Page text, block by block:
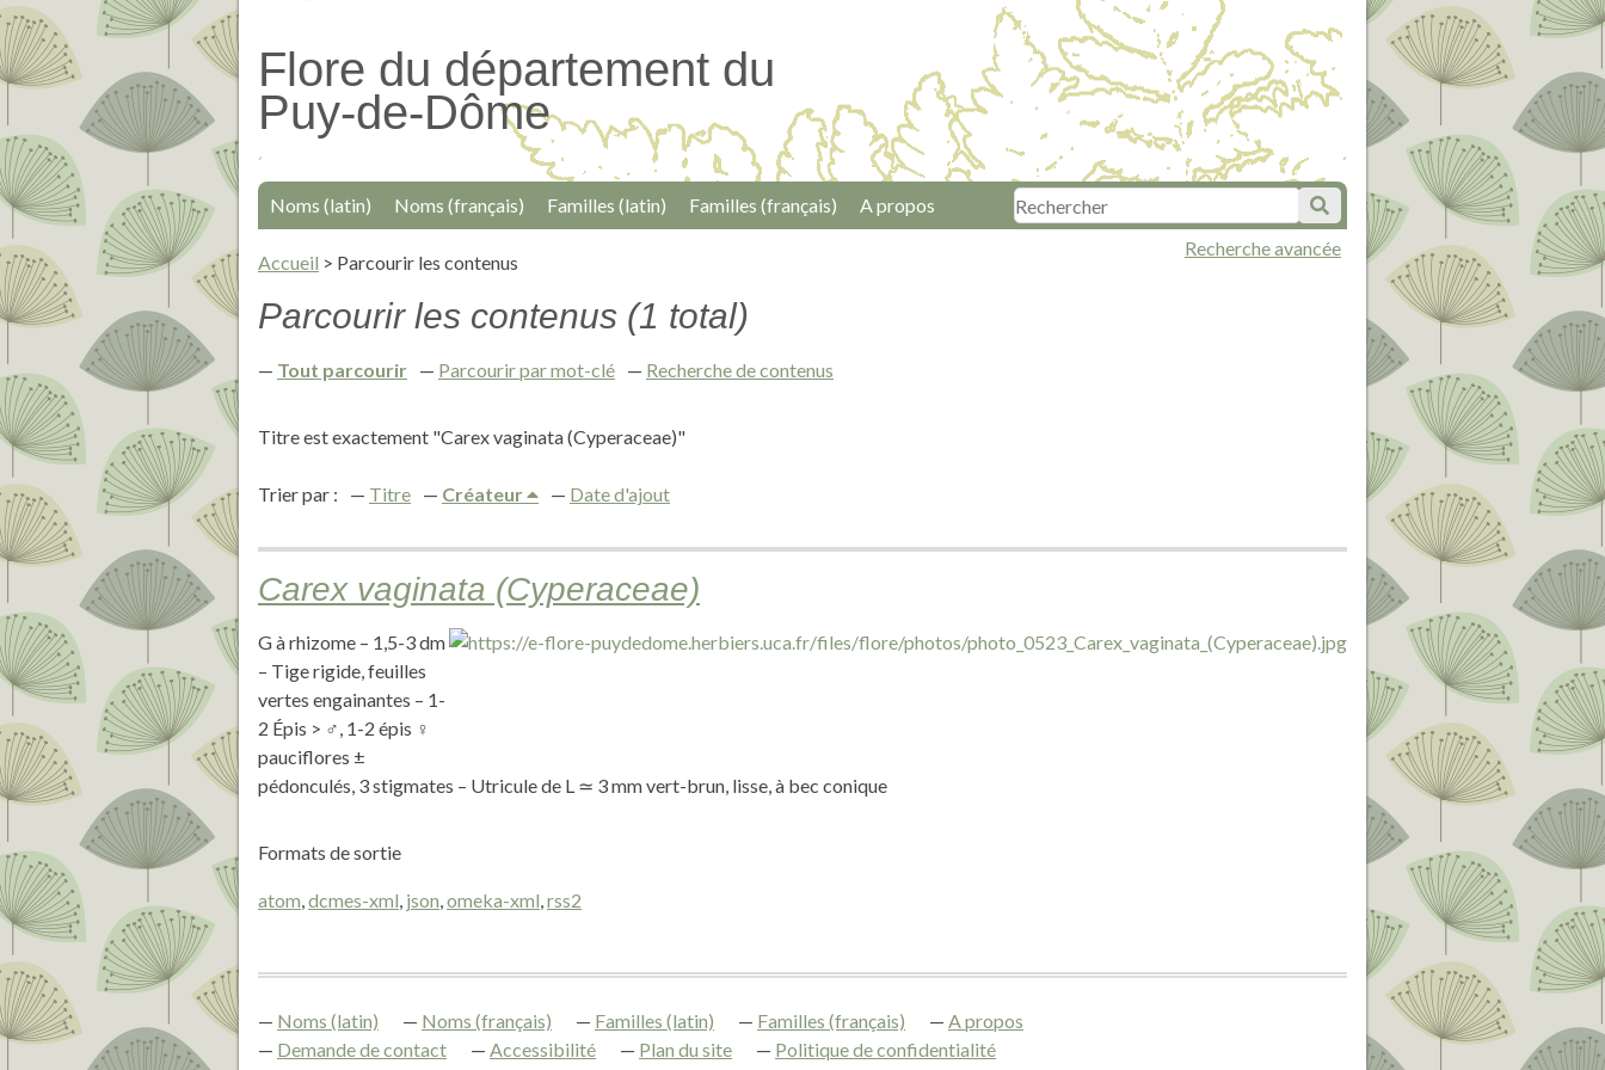
Passer
au
contenu
Flore du département du
Puy-de-Dôme
Recherche avancée
Noms (latin) Noms (français) Familles (latin) Familles (français) A propos
Accueil > Parcourir les contenus
Parcourir les contenus (1 total)
Tout parcourir Parcourir par mot-clé Recherche de contenus
Titre est exactement "Carex vaginata (Cyperaceae)"
Trier par : Titre Créateur Date d'ajout
Carex vaginata (Cyperaceae)
G à rhizome – 1,5-3 dm
– Tige rigide, feuilles
vertes engainantes – 1-
2 Épis > ♂, 1-2 épis ♀
pauciflores ±
pédonculés, 3 stigmates – Utricule de L ≃ 3 mm vert-brun, lisse, à bec conique
Formats de sortie
atom,dcmes-xml, json,omeka-xml,rss2
Noms (latin) Noms (français) Familles (latin) Familles (français)
A propos
Demande de contact
Accessibilité Plan du site Politique de confidentialité